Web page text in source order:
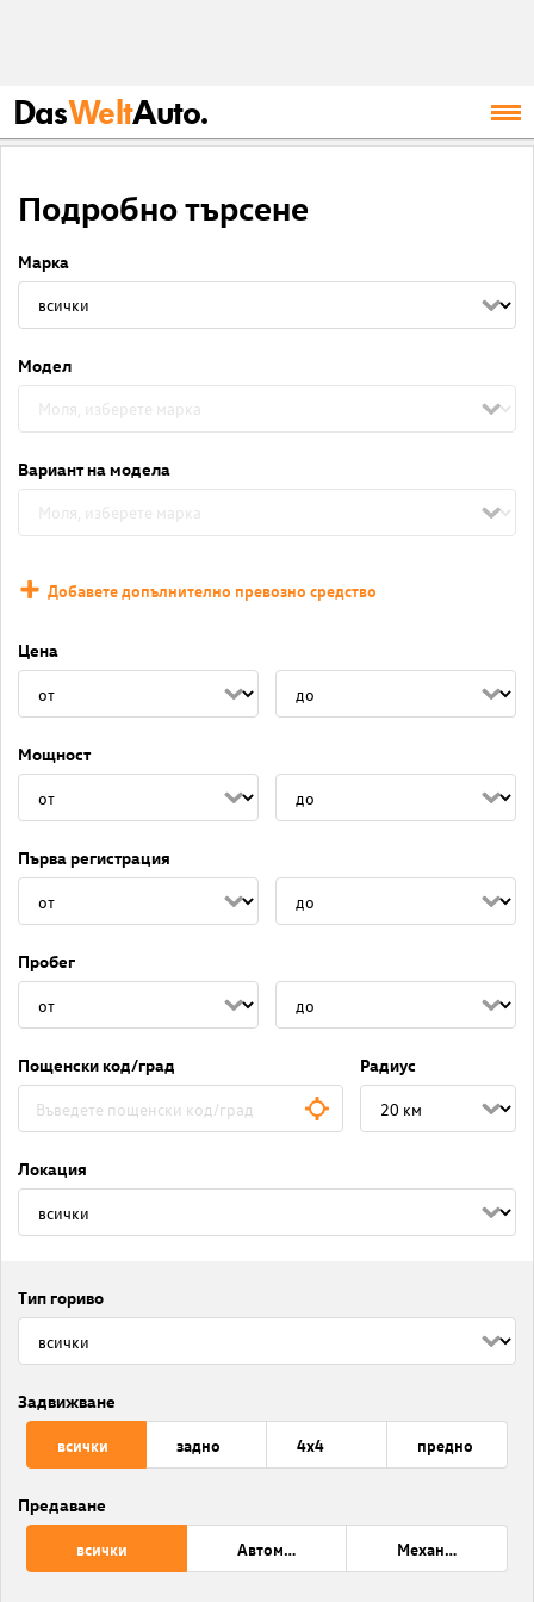
DasWeltAuto.
Подробно търсене
Марка
Модел
Вариант на модела
Добавете допълнително превозно средство
Цена
Мощност
Първа регистрация
Пробег
Пощенски код/град Радиус
Локация
Тип гориво
Задвижване
всички задно 4x4 предно
Предаване
всички Автоматик Механична трансмисия